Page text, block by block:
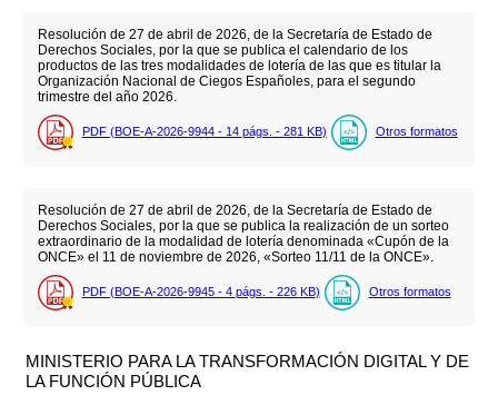
Resolución de 27 de abril de 2026, de la Secretaría de Estado de
Derechos Sociales, por la que se publica el calendario de los
productos de las tres modalidades de lotería de las que es titular la
Organización Nacional de Ciegos Españoles, para el segundo
trimestre del año 2026.
PDF (BOE-A-2026-9944 - 14 págs. - 281 KB) Otros formatos
Resolución de 27 de abril de 2026, de la Secretaría de Estado de
Derechos Sociales, por la que se publica la realización de un sorteo
extraordinario de la modalidad de lotería denominada «Cupón de la
ONCE» el 11 de noviembre de 2026, «Sorteo 11/11 de la ONCE».
PDF (BOE-A-2026-9945 - 4 págs. - 226 KB) Otros formatos
MINISTERIO PARA LA TRANSFORMACIÓN DIGITAL Y DE
LA FUNCIÓN PÚBLICA